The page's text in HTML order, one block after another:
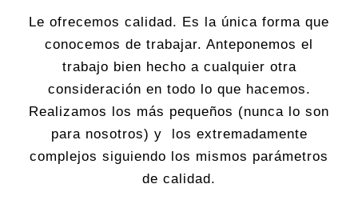
Le ofrecemos calidad. Es la única forma que
conocemos de trabajar. Anteponemos el
trabajo bien hecho a cualquier otra
consideración en todo lo que hacemos.
Realizamos los más pequeños (nunca lo son
para nosotros) y los extremadamente
complejos siguiendo los mismos parámetros
de calidad.